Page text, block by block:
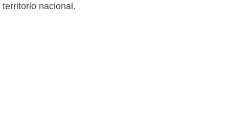
territorio nacional.